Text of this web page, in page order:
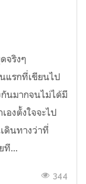
จริงๆ
แรกที่เขียนไป
นมากจนไม่ได้มี
องตั้งใจจะไป
ดินทางว่าที่
ที...
344